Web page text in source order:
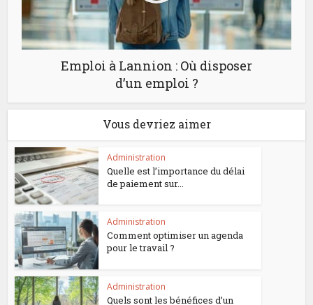
Emploi à Lannion : Où disposer
d’un emploi ?
Vous devriez aimer
Administration
Quelle est l’importance du délai
de paiement sur...
Administration
Comment optimiser un agenda
pour le travail ?
Administration
Quels sont les bénéfices d’un